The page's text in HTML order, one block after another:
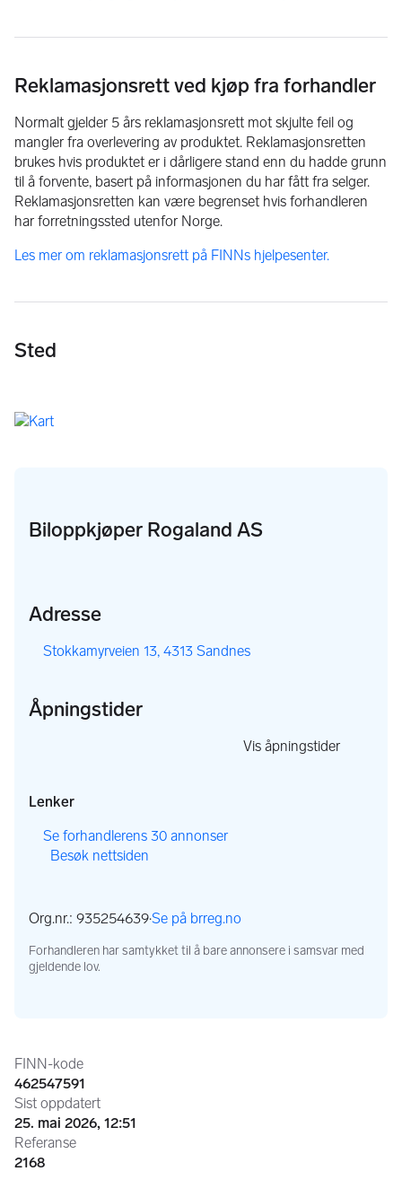
Reklamasjonsrett ved kjøp fra forhandler
Normalt gjelder 5 års reklamasjonsrett mot skjulte feil og
mangler fra overlevering av produktet. Reklamasjonsretten
brukes hvis produktet er i dårligere stand enn du hadde grunn
til å forvente, basert på informasjonen du har fått fra selger.
Reklamasjonsretten kan være begrenset hvis forhandleren
har forretningssted utenfor Norge.
Les mer om reklamasjonsrett på FINNs hjelpesenter.
Sted
Biloppkjøper Rogaland AS
Adresse
Stokkamyrveien 13, 4313 Sandnes
Åpningstider
Vis åpningstider
Lenker
Se forhandlerens 30 annonser
Besøk nettsiden
Org.nr.: 935254639·Se på brreg.no
,
Forhandleren har samtykket til å bare annonsere i samsvar med
gjeldende lov.
Annonseinformasjon
FINN-kode
462547591
Sist oppdatert
25. mai 2026, 12:51
Referanse
2168